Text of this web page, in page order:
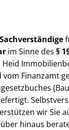
Sachverständige
im Sinne des§
Heid
vom Finanzamt
wir Sie
hinaus